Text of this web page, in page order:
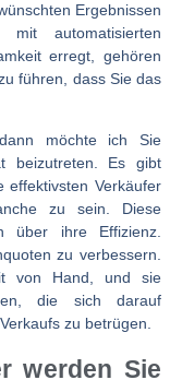
Ergebnissen
automatisierten
erregt, gehören
führen, dass Sie das
möchte ich Sie
beizutreten. Es gibt
effektivsten Verkäufer
zu sein. Diese
über ihre Effizienz.
zu verbessern.
von Hand, und sie
die sich darauf
zu betrügen.
werden Sie